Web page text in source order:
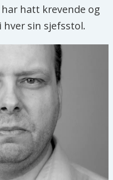
hatt krevende og
sin sjefsstol.